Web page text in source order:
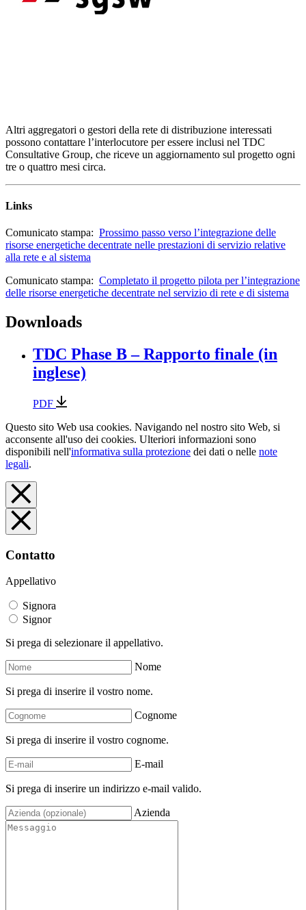
Altri aggregatori o gestori della rete di distribuzione interessati
possono contattare l’interlocutore per essere inclusi nel TDC
Consultative Group, che riceve un aggiornamento sul progetto ogni
tre o quattro mesi circa.
Links
Comunicato stampa: Prossimo passo verso l’integrazione delle
risorse energetiche decentrate nelle prestazioni di servizio relative
alla rete e al sistema
Comunicato stampa: Completato il progetto pilota per l’integrazione
delle risorse energetiche decentrate nel servizio di rete e di sistema
Downloads
TDC Phase B – Rapporto finale (in
inglese)
PDF
Questo sito Web usa cookies. Navigando nel nostro sito Web, si
acconsente all'uso dei cookies. Ulteriori informazioni sono
disponibili nell'informativa sulla protezione dei dati o nelle note
legali.
Contatto
Appellativo
Signora
Signor
Si prega di selezionare il appellativo.
Nome
Si prega di inserire il vostro nome.
Cognome
Si prega di inserire il vostro cognome.
E-mail
Si prega di inserire un indirizzo e-mail valido.
Azienda